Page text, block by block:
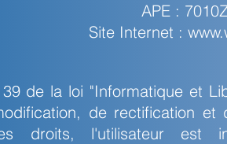
APE :
Site Internet :
de la loi "Informatique et
de rectification et
droits, l'utilisateur